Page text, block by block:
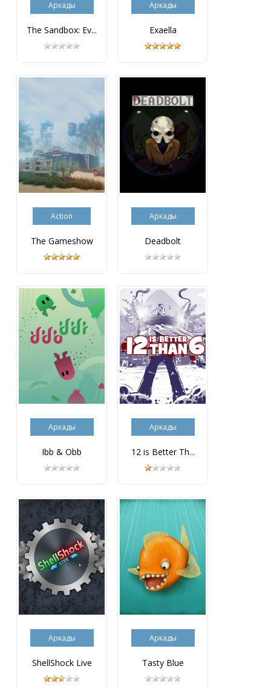
Аркады
The Sandbox: Ev...
Аркады
Exaella
Action
The Gameshow
Аркады
Deadbolt
Аркады
Ibb & Obb
Аркады
12 is Better Th...
Аркады
ShellShock Live
Аркады
Tasty Blue